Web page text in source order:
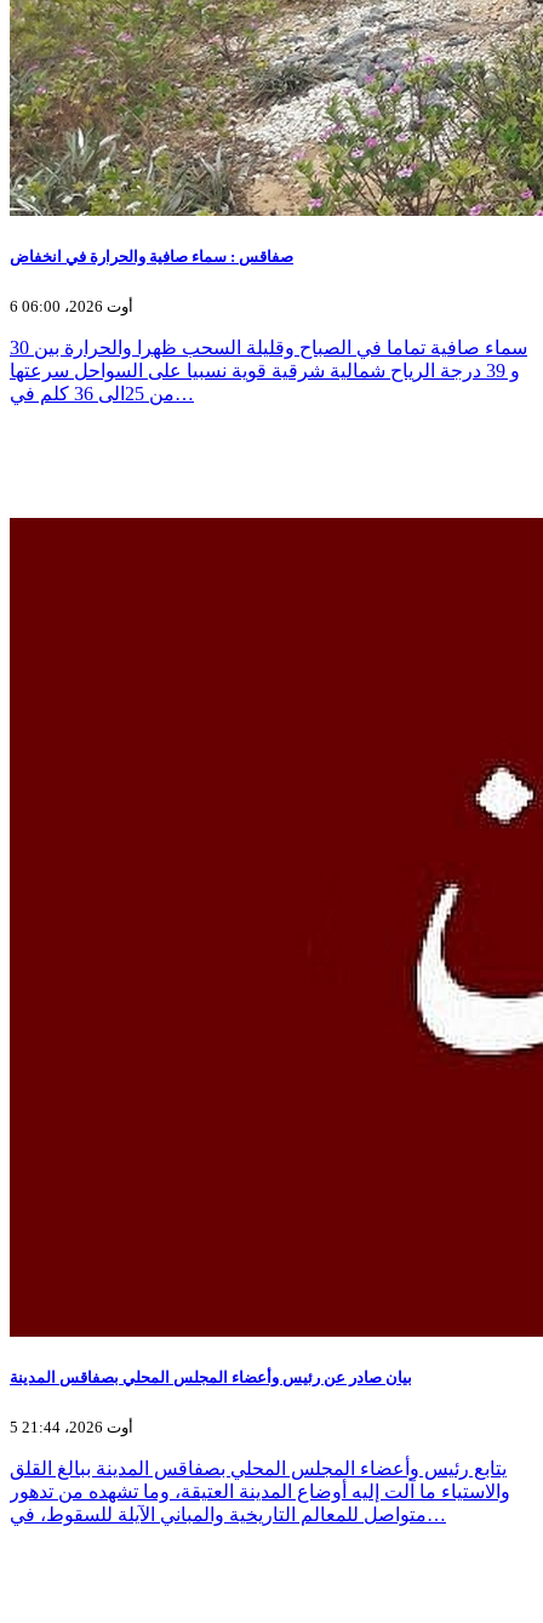
صفاقس : سماء صافية والحرارة في انخفاض
6 أوت 2026، 06:00
سماء صافية تماما في الصباح وقليلة السحب ظهرا والحرارة بين 30
و 39 درجة الرياح شمالية شرقية قوية نسبيا على السواحل سرعتها
من 25الى 36 كلم في…
بيان صادر عن رئيس وأعضاء المجلس المحلي بصفاقس المدينة
5 أوت 2026، 21:44
يتابع رئيس وأعضاء المجلس المحلي بصفاقس المدينة ببالغ القلق
والاستياء ما آلت إليه أوضاع المدينة العتيقة، وما تشهده من تدهور
متواصل للمعالم التاريخية والمباني الآيلة للسقوط، في…